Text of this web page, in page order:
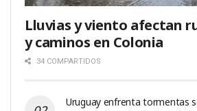
Lluvias y viento afectan
y caminos en Colonia
34 COMPARTIDOS
Uruguay enfrenta tormentas